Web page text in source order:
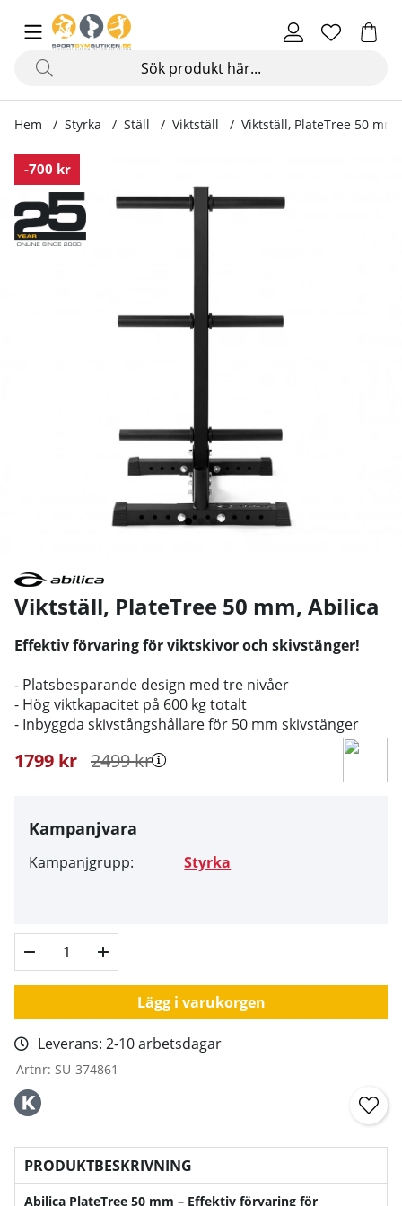
Hem Styrka Ställ Viktställ Viktställ, PlateTree 50 mm
-700 kr
Produktbilder Viktställ, PlateTree 50 mm
Viktställ, PlateTree 50 mm, Abilica
Effektiv förvaring för viktskivor och skivstänger!
- Platsbesparande design med tre nivåer
- Hög viktkapacitet på 600 kg totalt
- Inbyggda skivstångshållare för 50 mm skivstänger
2499kr
1799 kr
Kampanjvara
Kampanjgrupp: Styrka
Lägg i varukorgen
Leverans: 2-10 arbetsdagar
Artnr: SU-374861
PRODUKTBESKRIVNING
Abilica PlateTree 50 mm – Effektiv förvaring för